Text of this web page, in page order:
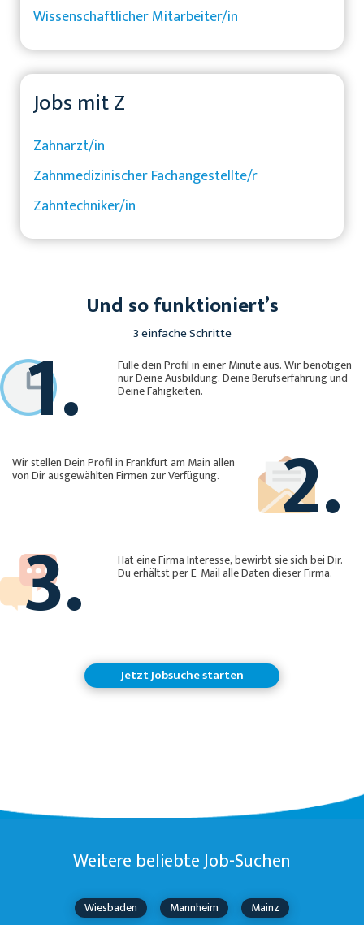
Wissenschaftlicher Mitarbeiter/in
Jobs mit Z
Zahnarzt/in
Zahnmedizinischer Fachangestellte/r
Zahntechniker/in
Und so funktioniert’s
3 einfache Schritte
1. Fülle dein Profil in einer Minute aus. Wir benötigen
nur Deine Ausbildung, Deine Berufserfahrung und
Deine Fähigkeiten.
2.
Wir stellen Dein Profil in Frankfurt am Main allen
von Dir ausgewählten Firmen zur Verfügung.
3. Hat eine Firma Interesse, bewirbt sie sich bei Dir.
Du erhältst per E-Mail alle Daten dieser Firma.
Jetzt Jobsuche starten
Weitere beliebte Job-Suchen
Wiesbaden Mannheim
Mainz